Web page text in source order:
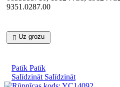
9351.0287.00
 Uz grozu
Patīk Patīk
Salīdzināt Salīdzināt